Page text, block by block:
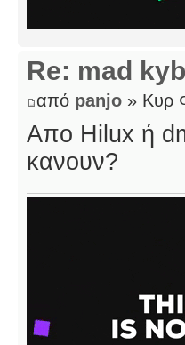
Re: mad kyb
από panjo » Κυρ
Απο Hilux ή
κανουν?